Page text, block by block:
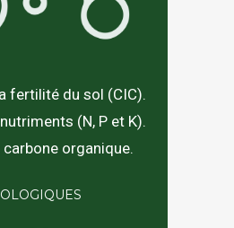
fertilité du sol (CIC).
(N, P et K).
organique.